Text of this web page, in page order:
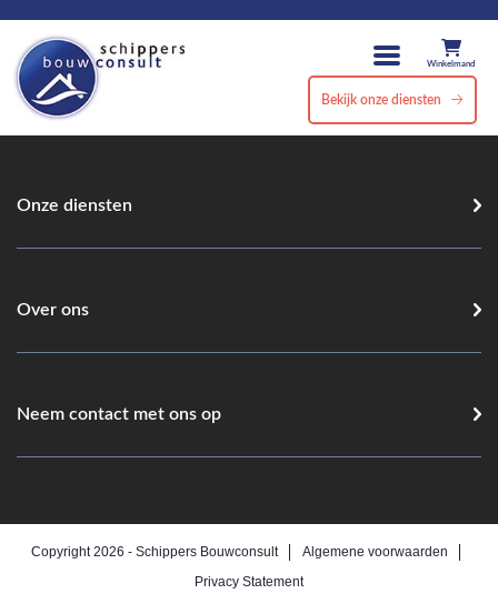
Winkelmand
Bekijk onze diensten
Onze diensten
Over ons
Neem contact met ons op
Copyright 2026 - Schippers Bouwconsult
Algemene voorwaarden
Privacy Statement